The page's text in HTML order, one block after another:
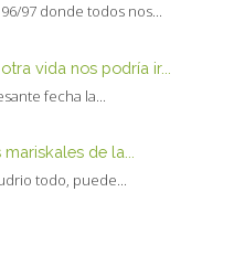
97 donde todos nos...
vida nos podría ir...
fecha la...
de la...
todo, puede...